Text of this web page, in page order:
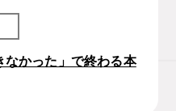
なかった」で終わる本